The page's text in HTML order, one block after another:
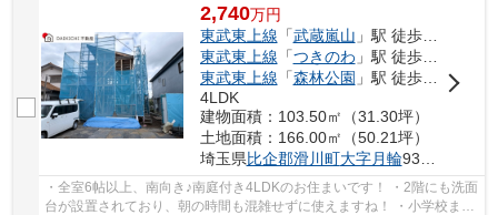
2,740万円
東武東上線 「武蔵嵐山 」駅 徒歩12分
東武東上線 「つきのわ 」駅 徒歩15分
東武東上線 「森林公園 」駅 徒歩52分
4LDK
建物面積：103.50㎡（31.30坪）
土地面積：166.00㎡（50.21坪）
埼玉県比企郡滑川町大字月輪934-27
・全室6帖以上、南向き♪南庭付き4LDKのお住まいです！ ・2階にも洗面
台が設置されており、朝の時間も混雑せずに使えますね！ ・小学校まで